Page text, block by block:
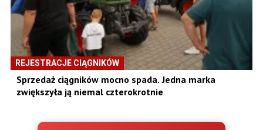
REJESTRACJE CIĄGNIKÓW
Sprzedaż ciągników mocno spada. Jedna marka
zwiększyła ją niemal czterokrotnie